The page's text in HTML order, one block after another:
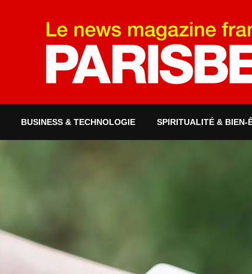
BUSINESS & TECHNOLOGIE SPIRITUALITÉ & BIEN-